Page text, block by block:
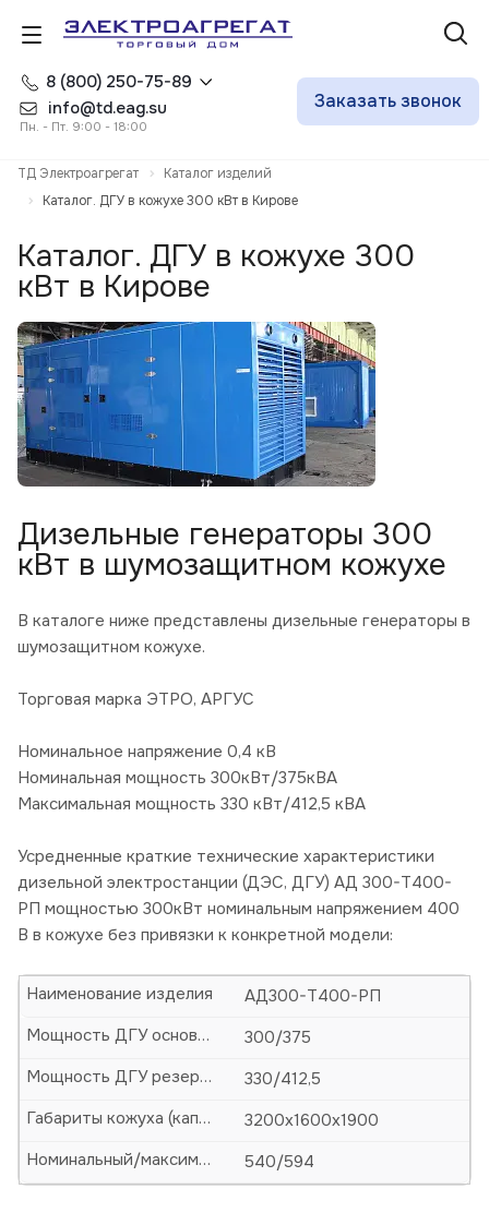
8 (800) 250-75-89
info@td.eag.su
Пн. - Пт. 9:00 - 18:00
Заказать звонок
ТД Электроагрегат
Каталог изделий
Каталог. ДГУ в кожухе 300 кВт в Кирове
Каталог. ДГУ в кожухе 300
кВт в Кирове
Дизельные генераторы 300
кВт в шумозащитном кожухе
В каталоге ниже представлены дизельные генераторы в
шумозащитном кожухе.
Торговая марка ЭТРО, АРГУС
Номинальное напряжение 0,4 кВ
Номинальная мощность 300кВт/375кВА
Максимальная мощность 330 кВт/412,5 кВА
Усредненные краткие технические характеристики
дизельной электростанции (ДЭС, ДГУ) АД 300-Т400-
РП мощностью 300кВт номинальным напряжением 400
В в кожухе без привязки к конкретной модели:
АД300-Т400-РП
Наименование изделия
300/375
Мощность ДГУ основная (кВт/кВА)
330/412,5
Мощность ДГУ резервная (кВт/кВА)
3200х1600х1900
Габариты кожуха (капота)-ДхШхВ, мм
540/594
Номинальный/максимальный ток, А